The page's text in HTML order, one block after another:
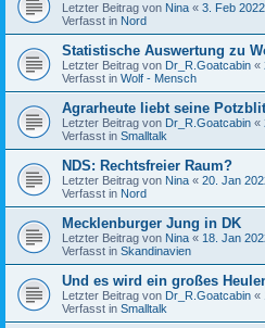
Letzter Beitrag von Nina « 3. Feb
Verfasst in Nord
Statistische Auswertung zu
Letzter Beitrag von Dr_R.Goatcabin «
Verfasst in Wolf - Mensch
Agrarheute liebt seine
Letzter Beitrag von Dr_R.Goatcabin «
Verfasst in Smalltalk
NDS: Rechtsfreier Raum?
Letzter Beitrag von Nina « 20. Jan
Verfasst in Nord
Mecklenburger Jung in DK
Letzter Beitrag von Nina « 18. Jan
Verfasst in Skandinavien
Und es wird ein großes
Letzter Beitrag von Dr_R.Goatcabin «
Verfasst in Smalltalk